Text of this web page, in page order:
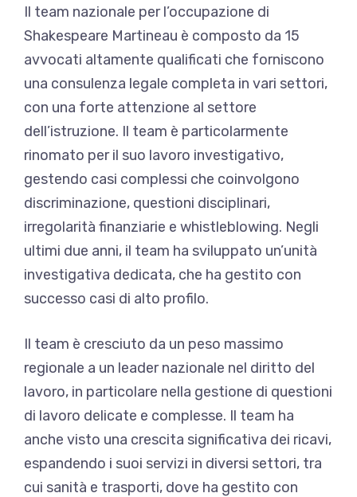
Il team nazionale per l’occupazione di
Shakespeare Martineau è composto da 15
avvocati altamente qualificati che forniscono
una consulenza legale completa in vari settori,
con una forte attenzione al settore
dell’istruzione. Il team è particolarmente
rinomato per il suo lavoro investigativo,
gestendo casi complessi che coinvolgono
discriminazione, questioni disciplinari,
irregolarità finanziarie e whistleblowing. Negli
ultimi due anni, il team ha sviluppato un’unità
investigativa dedicata, che ha gestito con
successo casi di alto profilo.
Il team è cresciuto da un peso massimo
regionale a un leader nazionale nel diritto del
lavoro, in particolare nella gestione di questioni
di lavoro delicate e complesse. Il team ha
anche visto una crescita significativa dei ricavi,
espandendo i suoi servizi in diversi settori, tra
cui sanità e trasporti, dove ha gestito con